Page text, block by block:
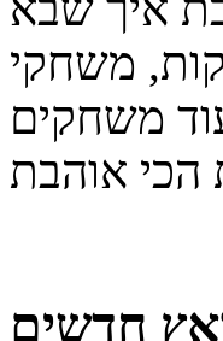
משחקי
משחקים
חדשים